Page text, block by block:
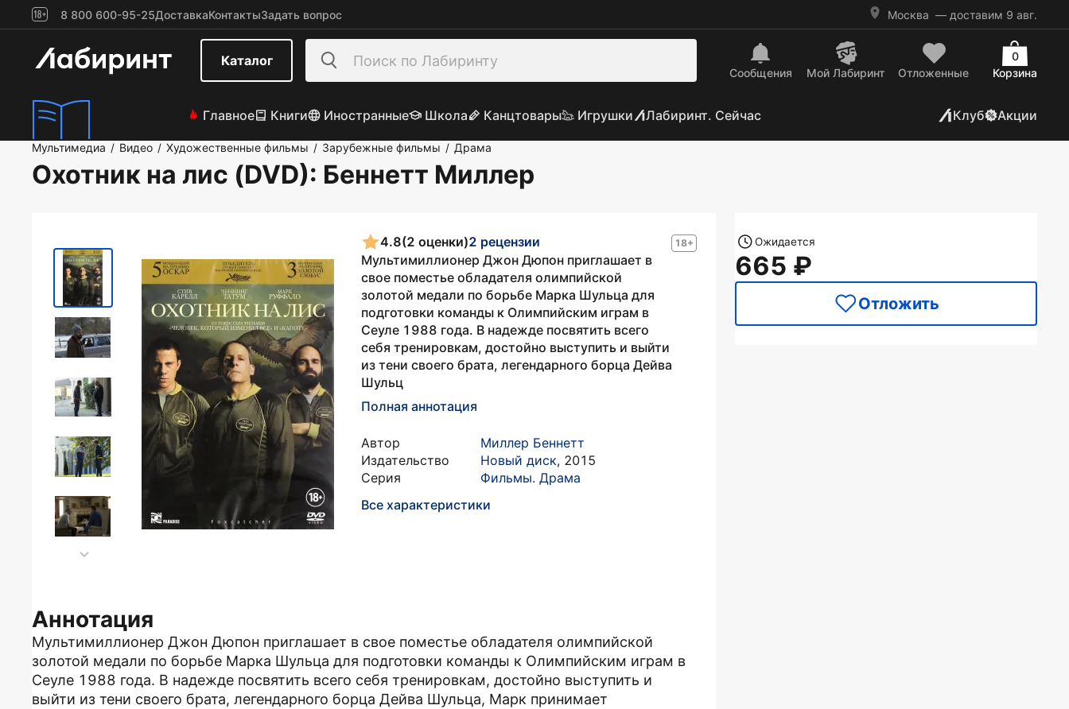
8 800 600-95-25ДоставкаКонтактыЗадать вопрос Москва — доставим 9 авг.
Каталог
Сообщения Mой Лабиринт Отложенные Корзина
0
Главное Книги Иностранные Школа Канцтовары Игрушки Лабиринт. Сейчас Клуб Акции
Мультимедиа / Видео / Художественные фильмы / Зарубежные фильмы / Драма
Охотник на лис (DVD): Беннетт Миллер
18+
4.8(2 оценки)2 рецензии
Мультимиллионер Джон Дюпон приглашает в
свое поместье обладателя олимпийской
золотой медали по борьбе Марка Шульца для
подготовки команды к Олимпийским играм в
Сеуле 1988 года. В надежде посвятить всего
себя тренировкам, достойно выступить и выйти
из тени своего брата, легендарного борца Дейва
Шульц
Полная аннотация
Автор
Миллер Беннетт
Издательство
Новый диск, 2015
Серия
Фильмы. Драма
Все характеристики
Аннотация
Мультимиллионер Джон Дюпон приглашает в свое поместье обладателя олимпийской
золотой медали по борьбе Марка Шульца для подготовки команды к Олимпийским играм в
Сеуле 1988 года. В надежде посвятить всего себя тренировкам, достойно выступить и
выйти из тени своего брата, легендарного борца Дейва Шульца, Марк принимает
Ожидается
665
Отложить